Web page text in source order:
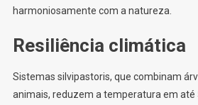
harmoniosamente com a natureza.
Resiliência climática
Sistemas silvipastoris, que combinam
animais, reduzem a temperatura em até